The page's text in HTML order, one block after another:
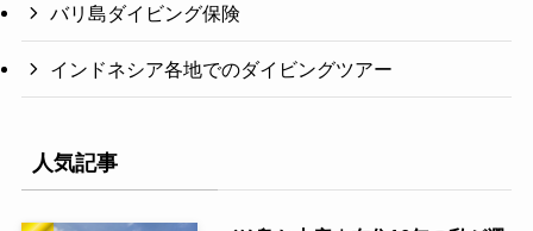
バリ島ダイビング保険
インドネシア各地でのダイビングツアー
人気記事